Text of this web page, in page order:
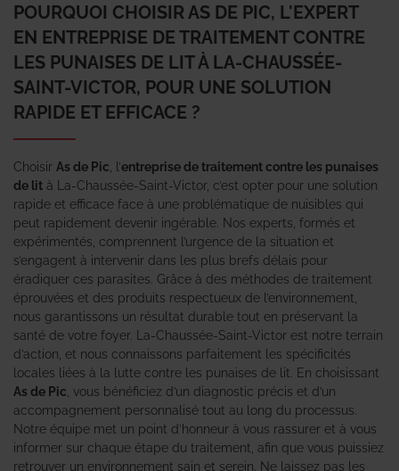
POURQUOI CHOISIR AS DE PIC, L'EXPERT
EN ENTREPRISE DE TRAITEMENT CONTRE
LES PUNAISES DE LIT À LA-CHAUSSÉE-
SAINT-VICTOR, POUR UNE SOLUTION
RAPIDE ET EFFICACE ?
Choisir As de Pic , l’entreprise de traitement contre les punaises
de lit à La-Chaussée-Saint-Victor, c’est opter pour une solution
rapide et efficace face à une problématique de nuisibles qui
peut rapidement devenir ingérable. Nos experts, formés et
expérimentés, comprennent l’urgence de la situation et
s’engagent à intervenir dans les plus brefs délais pour
éradiquer ces parasites. Grâce à des méthodes de traitement
éprouvées et des produits respectueux de l’environnement,
nous garantissons un résultat durable tout en préservant la
santé de votre foyer. La-Chaussée-Saint-Victor est notre terrain
d’action, et nous connaissons parfaitement les spécificités
locales liées à la lutte contre les punaises de lit. En choisissant
As de Pic , vous bénéficiez d’un diagnostic précis et d’un
accompagnement personnalisé tout au long du processus.
Notre équipe met un point d’honneur à vous rassurer et à vous
informer sur chaque étape du traitement, afin que vous puissiez
retrouver un environnement sain et serein. Ne laissez pas les